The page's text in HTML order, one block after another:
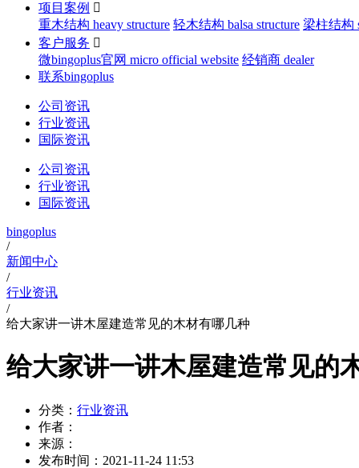
项目案例 
重木结构 heavy structure 轻木结构 balsa structure 梁柱结构
客户服务 
微bingoplus官网 micro official website 经销商 dealer
联系bingoplus
公司资讯
行业资讯
国际资讯
公司资讯
行业资讯
国际资讯
bingoplus
/
新闻中心
/
行业资讯
/
给大家讲一讲木屋建造常见的木材有哪几种
给大家讲一讲木屋建造常见的
分类： 行业资讯
作者：
来源：
发布时间： 2021-11-24 11:53